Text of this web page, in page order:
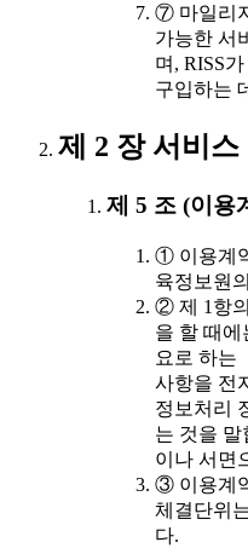
⑦ 마일리
가능한 서
며, RISS
구입하는
제 2 장 서비
제 5 조 (이용
① 이용계
육정보원
② 제 1항
을 할 때에
요로 하는
사항을 전
정보처리
는 것을 말
이나 서면
③ 이용계
체결단위
다.